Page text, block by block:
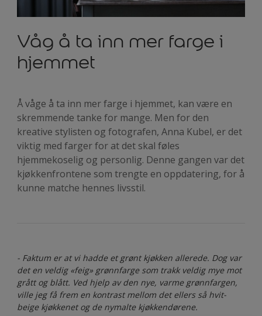
Våg å ta inn mer farge i
hjemmet
Å våge å ta inn mer farge i hjemmet, kan være en
skremmende tanke for mange. Men for den
kreative stylisten og fotografen, Anna Kubel, er det
viktig med farger for at det skal føles
hjemmekoselig og personlig. Denne gangen var det
kjøkkenfrontene som trengte en oppdatering, for å
kunne matche hennes livsstil.
- Faktum er at vi hadde et grønt kjøkken allerede. Dog var
det en veldig «feig» grønnfarge som trakk veldig mye mot
grått og blått. Ved hjelp av den nye, varme grønnfargen,
ville jeg få frem en kontrast mellom det ellers så hvit-
beige kjøkkenet og de nymalte kjøkkendørene.